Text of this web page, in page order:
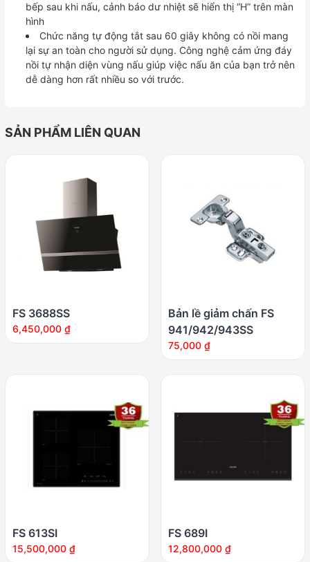
bếp sau khi nấu, cảnh báo dư nhiệt sẽ hiển thị “H” trên màn
hình
Chức năng tự động tắt sau 60 giây không có nồi mang
lại sự an toàn cho người sử dụng. Công nghệ cảm ứng đáy
nồi tự nhận diện vùng nấu giúp việc nấu ăn của bạn trở nên
dễ dàng hơn rất nhiều so với trước.
SẢN PHẨM LIÊN QUAN
FS 3688SS
6,450,000 ₫
Bản lề giảm chấn FS
941/942/943SS
75,000 ₫
FS 613SI
15,500,000 ₫
FS 689I
12,800,000 ₫